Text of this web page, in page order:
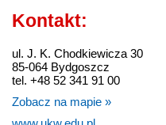
Kontakt:
ul. J. K. Chodkiewicza 30
85-064 Bydgoszcz
tel. +48 52 341 91 00
Zobacz na mapie »